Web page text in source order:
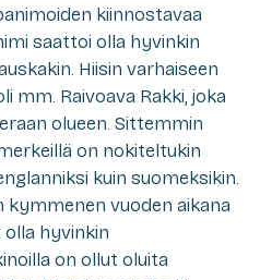
kiinnostavaa
saattoi olla hyvinkin
Hiisin varhaiseen
mm. Raivoava Rakki, joka
olueen. Sittemmin
on nokiteltukin
kuin suomeksikin.
vuoden aikana
hyvinkin
on ollut oluita